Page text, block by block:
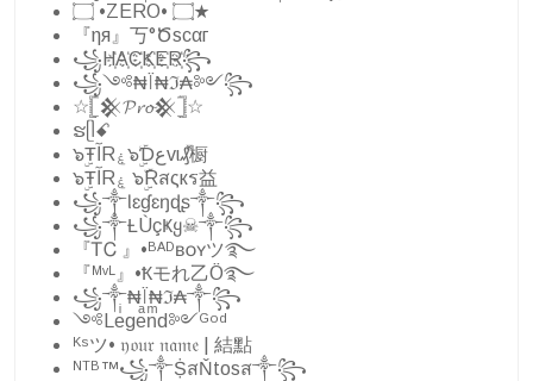
۝ •ZERO• ۝★
『ηя』丂°Ծscαг
꧁H҉A҉C҉K҉E҉R҉꧂
꧁༺₦Ї₦ℑ₳༻꧂
☆𓊈𒆜𝓟𝓻𝓸𒆜𓊉☆
ຮᥫꗃ
๖ۣŦآRۼ๖ۣۜƊعvι₰ⷤ橱
๖ۣŦآRۼ ๖ۣۜRสςкร益
꧁༒Ɩɛɠɛŋɖʂ༒꧂
꧁༒Ƚ︎ÙçҜყ☠︎༒꧂
『ᎢᏟ 』•ᴮᴬᴰʙᴏʏツ࿐
『ᴹᵛᴸ』•Ҟモれ乙Ö࿐
꧁༒₦Ї₦ℑ₳༒꧂
༺Leͥgeͣnͫd༻ᴳᵒᵈ
ᴷˢツ• 𝔶𝔬𝔲𝔯 𝔫𝔞𝔪𝔢 | 結點
ᴺᵀᴮ™꧁༒ṨสŇtosส༒꧂